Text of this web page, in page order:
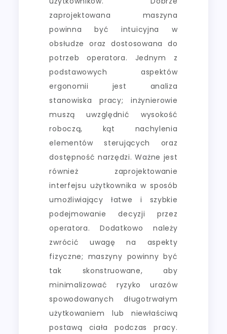
zaprojektowana maszyna
powinna być intuicyjna w
obsłudze oraz dostosowana do
potrzeb operatora. Jednym z
podstawowych aspektów
ergonomii jest analiza
stanowiska pracy; inżynierowie
muszą uwzględnić wysokość
roboczą, kąt nachylenia
elementów sterujących oraz
dostępność narzędzi. Ważne jest
również zaprojektowanie
interfejsu użytkownika w sposób
umożliwiający łatwe i szybkie
podejmowanie decyzji przez
operatora. Dodatkowo należy
zwrócić uwagę na aspekty
fizyczne; maszyny powinny być
tak skonstruowane, aby
minimalizować ryzyko urazów
spowodowanych długotrwałym
użytkowaniem lub niewłaściwą
postawą ciała podczas pracy.